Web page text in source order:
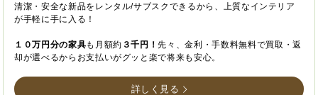
清潔・安全な新品をレンタル/サブスクできるから、上質なインテリア
が手軽に手に入る！
１０万円分の家具も月額約 ３千円！先々、金利・手数料無料で買取・返
却が選べるからお支払いがグッと楽で将来も安心。
詳しく見る